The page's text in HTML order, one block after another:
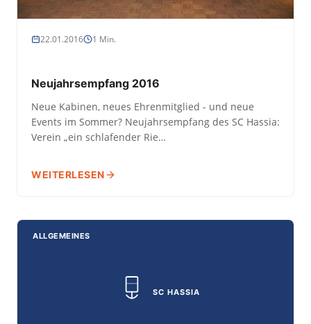
22.01.2016 1 Min.
Neujahrsempfang 2016
Neue Kabinen, neues Ehrenmitglied - und neue
Events im Sommer? Neujahrsempfang des SC Hassia:
Verein „ein schlafender Rie…
WEITERLESEN
SC HASSIA
ALLGEMEINES